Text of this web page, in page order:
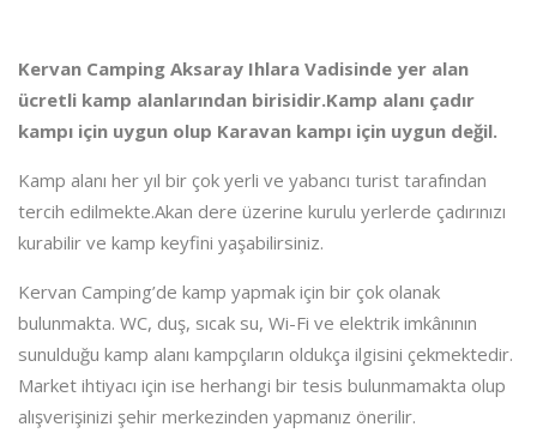
Kervan Camping Aksaray Ihlara Vadisinde yer alan
ücretli kamp alanlarından birisidir.Kamp alanı çadır
kampı için uygun olup Karavan kampı için uygun değil.
Kamp alanı her yıl bir çok yerli ve yabancı turist tarafından
tercih edilmekte.Akan dere üzerine kurulu yerlerde çadırınızı
kurabilir ve kamp keyfini yaşabilirsiniz.
Kervan Camping’de kamp yapmak için bir çok olanak
bulunmakta. WC, duş, sıcak su, Wi-Fi ve elektrik imkânının
sunulduğu kamp alanı kampçıların oldukça ilgisini çekmektedir.
Market ihtiyacı için ise herhangi bir tesis bulunmamakta olup
alışverişinizi şehir merkezinden yapmanız önerilir.